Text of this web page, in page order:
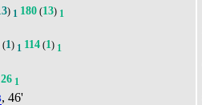
) 1 180 (13) 1
(1) 1 114 (1) 1
26 1
, 46'